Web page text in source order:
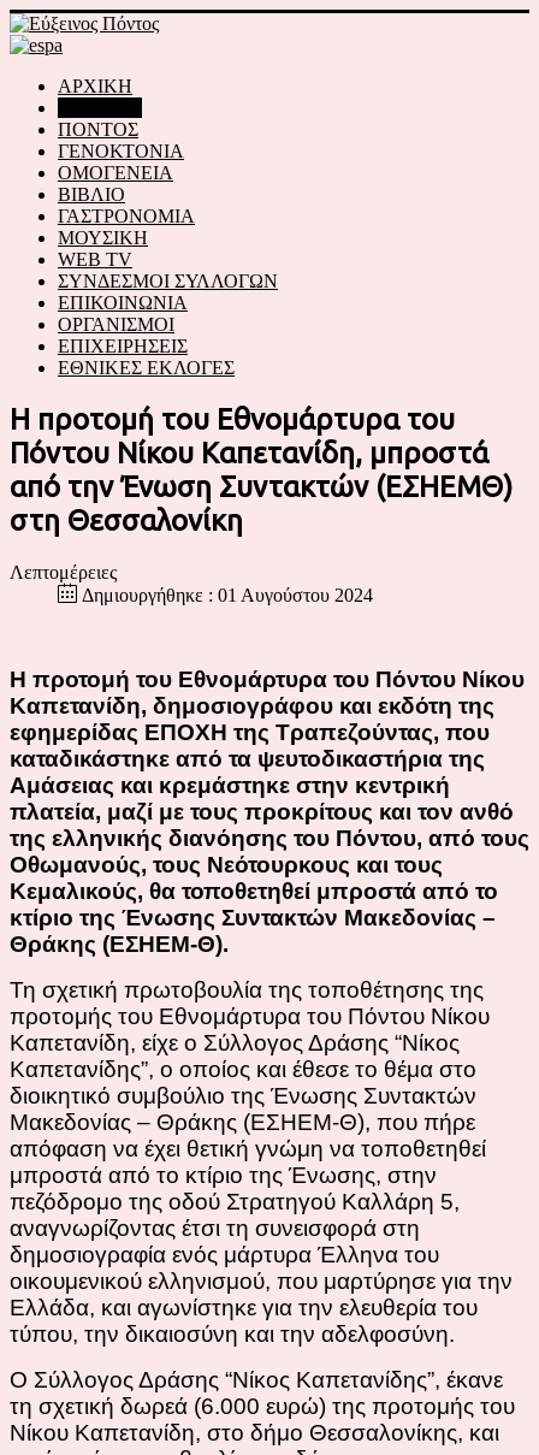
ΑΡΧΙΚΗ
ΠΟΝΤΟΣ
ΓΕΝΟΚΤΟΝΙΑ
ΟΜΟΓΕΝΕΙΑ
ΒΙΒΛΙΟ
ΓΑΣΤΡΟΝΟΜΙΑ
ΜΟΥΣΙΚΗ
WEB TV
ΣΥΝΔΕΣΜΟΙ ΣΥΛΛΟΓΩΝ
ΕΠΙΚΟΙΝΩΝΙΑ
ΟΡΓΑΝΙΣΜΟΙ
ΕΠΙΧΕΙΡΗΣΕΙΣ
ΕΘΝΙΚΕΣ ΕΚΛΟΓΕΣ
Η προτομή του Εθνομάρτυρα του
Πόντου Νίκου Καπετανίδη, μπροστά
από την Ένωση Συντακτών (ΕΣΗΕΜΘ)
στη Θεσσαλονίκη
Λεπτομέρειες
Δημιουργήθηκε : 01 Αυγούστου 2024
Η προτομή του Εθνομάρτυρα του Πόντου Νίκου
Καπετανίδη, δημοσιογράφου και εκδότη της
εφημερίδας ΕΠΟΧΗ της Τραπεζούντας, που
καταδικάστηκε από τα ψευτοδικαστήρια της
Αμάσειας και κρεμάστηκε στην κεντρική
πλατεία, μαζί με τους προκρίτους και τον ανθό
της ελληνικής διανόησης του Πόντου, από τους
Οθωμανούς, τους Νεότουρκους και τους
Κεμαλικούς, θα τοποθετηθεί μπροστά από το
κτίριο της Ένωσης Συντακτών Μακεδονίας –
Θράκης (ΕΣΗΕΜ-Θ).
Τη σχετική πρωτοβουλία της τοποθέτησης της
προτομής του Εθνομάρτυρα του Πόντου Νίκου
Καπετανίδη, είχε ο Σύλλογος Δράσης “Νίκος
Καπετανίδης”, ο οποίος και έθεσε το θέμα στο
διοικητικό συμβούλιο της Ένωσης Συντακτών
Μακεδονίας – Θράκης (ΕΣΗΕΜ-Θ), που πήρε
απόφαση να έχει θετική γνώμη να τοποθετηθεί
μπροστά από το κτίριο της Ένωσης, στην
πεζόδρομο της οδού Στρατηγού Καλλάρη 5,
αναγνωρίζοντας έτσι τη συνεισφορά στη
δημοσιογραφία ενός μάρτυρα Έλληνα του
οικουμενικού ελληνισμού, που μαρτύρησε για την
Ελλάδα, και αγωνίστηκε για την ελευθερία του
τύπου, την δικαιοσύνη και την αδελφοσύνη.
Ο Σύλλογος Δράσης “Νίκος Καπετανίδης”, έκανε
τη σχετική δωρεά (6.000 ευρώ) της προτομής του
Νίκου Καπετανίδη, στο δήμο Θεσσαλονίκης, και